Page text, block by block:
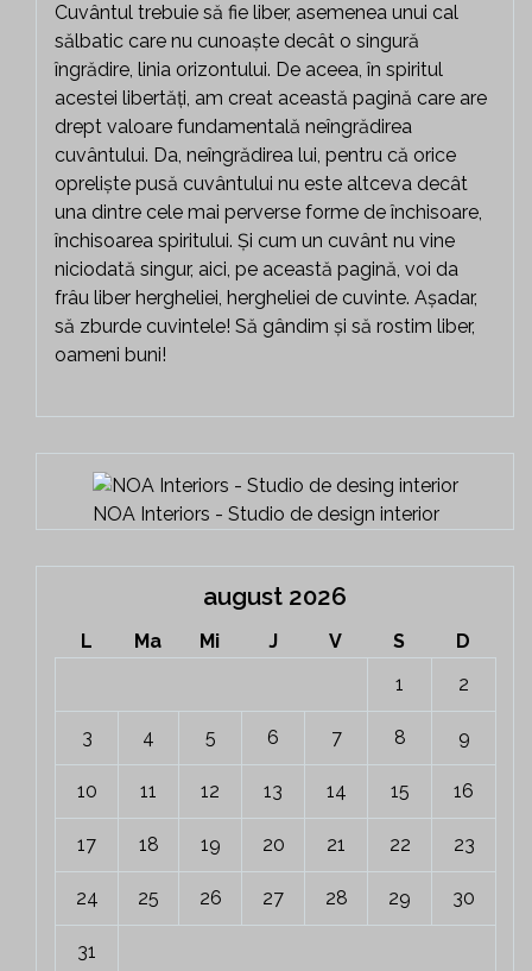
Cuvântul trebuie să fie liber, asemenea unui cal
sălbatic care nu cunoaște decât o singură
îngrădire, linia orizontului. De aceea, în spiritul
acestei libertăți, am creat această pagină care are
drept valoare fundamentală neîngrădirea
cuvântului. Da, neîngrădirea lui, pentru că orice
opreliște pusă cuvântului nu este altceva decât
una dintre cele mai perverse forme de închisoare,
închisoarea spiritului. Și cum un cuvânt nu vine
niciodată singur, aici, pe această pagină, voi da
frâu liber hergheliei, hergheliei de cuvinte. Așadar,
să zburde cuvintele! Să gândim și să rostim liber,
oameni buni!
NOA Interiors - Studio de design interior
august 2026
L Ma Mi J V S
D
1
2
3 4 5 6 7 8 9
10 11 12 13 14 15 16
17 18 19 20 21 22 23
24 25 26 27 28 29 30
31